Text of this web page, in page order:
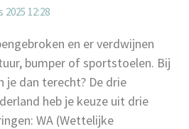
12:28
en er verdwijnen
bumper of sportstoelen. Bij
je dan terecht? De drie
heb je keuze uit drie
WA (Wettelijke